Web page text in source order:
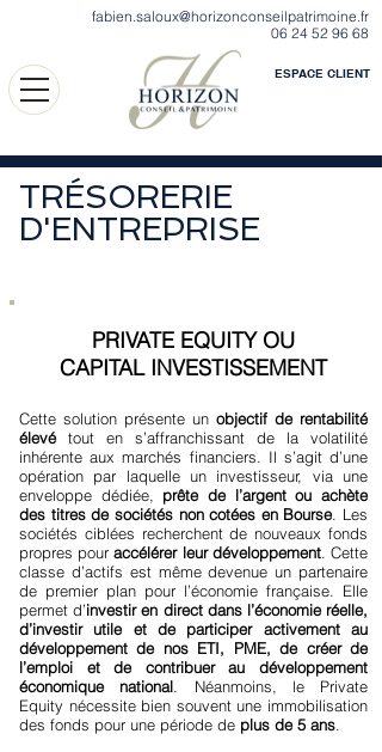
ESPACE CLIENT
fabien.saloux@horizonconseilpatrimoine.fr
06 24 52 96 68
TRÉSORERIE
D'ENTREPRISE
PRIVATE EQUITY OU
CAPITAL INVESTISSEMENT
Cette solution présente un objectif de rentabilité
élevétout en s’affranchissant de la volatilité
inhérente aux marchés financiers. Il s’agit d’une
opération par laquelle un investisseur, via une
enveloppe dédiée, prête de l’argent ou achète
des titres de sociétés non cotées en Bourse. Les
sociétés ciblées recherchent de nouveaux fonds
propres pouraccélérer leur développement. Cette
classe d’actifs est même devenue un partenaire
de premier plan pour l’économie française. Elle
permet d’investir en direct dans l’économie réelle,
d’investir utile et de participer activement au
développement de nos ETI, PME, de créer de
l’emploi et de contribuer au développement
économique national. Néanmoins, le Private
Equity nécessite bien souvent une immobilisation
des fonds pour une période de plus de 5 ans.